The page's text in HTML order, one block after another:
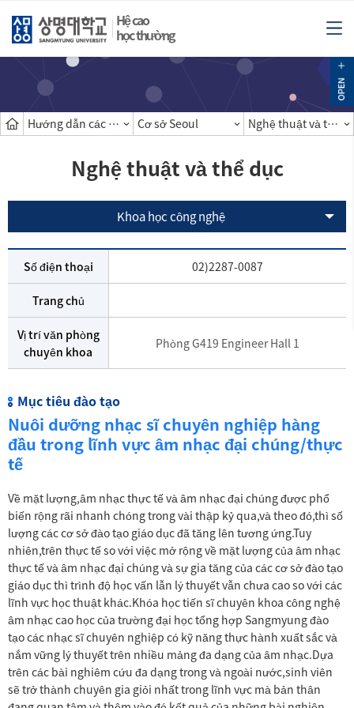
Hệ cao
học thường
Hướng dẫn các khoa Cơ sở Seoul Nghệ thuật và thể dục
Nghệ thuật và thể dục
Khoa học công nghệ
Số điện thoại 02)2287-0087
Trang chủ
Vị trí văn phòng
chuyên khoa
Phòng G419 Engineer Hall 1
Mục tiêu đào tạo
Nuôi dưỡng nhạc sĩ chuyên nghiệp hàng
đầu trong lĩnh vực âm nhạc đại chúng/thực
tế
Về mặt lượng,âm nhạc thực tế và âm nhạc đại chúng được phổ
biến rộng rãi nhanh chóng trong vài thập kỷ qua,và theo đó,thì số
lượng các cơ sở đào tạo giáo dục đã tăng lên tương ứng.Tuy
nhiên,trên thực tế so với việc mở rộng về mặt lượng của âm nhạc
thực tế và âm nhạc đại chúng và sự gia tăng của các cơ sở đào tạo
giáo dục thì trình độ học vấn lẫn lý thuyết vẫn chưa cao so với các
lĩnh vực học thuật khác.Khóa học tiến sĩ chuyên khoa công nghệ
âm nhạc cao học của trường đại học tổng hợp Sangmyung đào
tạo các nhạc sĩ chuyên nghiệp có kỹ năng thực hành xuất sắc và
nắm vững lý thuyết trên nhiều mảng đa dạng của âm nhạc.Dựa
trên các bài nghiêm cứu đa dạng trong và ngoài nước,sinh viên
sẽ trở thành chuyên gia giỏi nhất trong lĩnh vực mà bản thân